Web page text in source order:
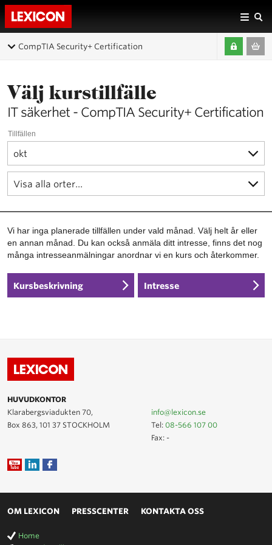
CompTIA Security+ Certification
Välj kurstillfälle
IT säkerhet - CompTIA Security+ Certification
Tillfällen
Vi har inga planerade tillfällen under vald månad. Välj helt år eller
en annan månad. Du kan också anmäla ditt intresse, finns det nog
många intresseanmälningar anordnar vi en kurs och återkommer.
Kursbeskrivning Intresse
HUVUDKONTOR
Klarabergsviadukten 70,
Box 863, 101 37 STOCKHOLM
info@lexicon.se
Tel:08-566 107 00
Fax: -
OM LEXICON PRESSCENTER KONTAKTA OSS
Home